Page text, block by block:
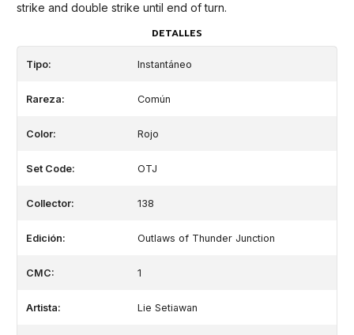
strike and double strike until end of turn.
DETALLES
Tipo: Instantáneo
Rareza: Común
Color: Rojo
Set Code: OTJ
Collector: 138
Edición: Outlaws of Thunder Junction
CMC: 1
Artista: Lie Setiawan